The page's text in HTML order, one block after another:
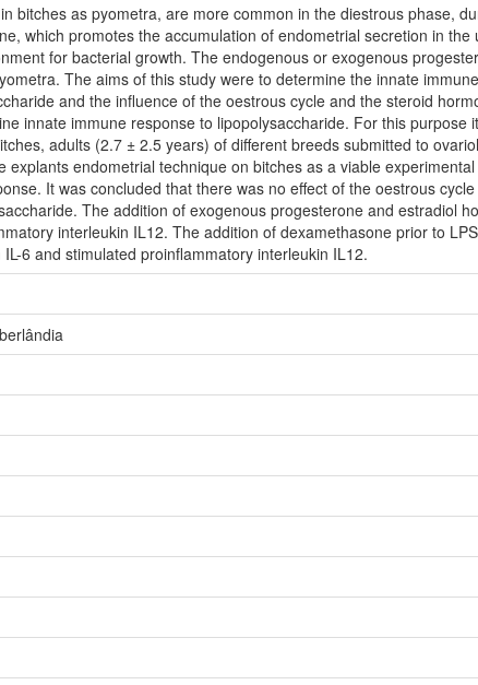
bitches as pyometra, are more common in the diestrous phase,
which promotes the accumulation of endometrial secretion in
for bacterial growth. The endogenous or exogenous
The aims of this study were to determine the innate
and the influence of the oestrous cycle and the steroid
innate immune response to lipopolysaccharide. For this purpose
adults (2.7 ± 2.5 years) of different breeds submitted to
explants endometrial technique on bitches as a viable
It was concluded that there was no effect of the oestrous
The addition of exogenous progesterone and estradiol
interleukin IL12. The addition of dexamethasone prior to
6 and stimulated proinflammatory interleukin IL12.